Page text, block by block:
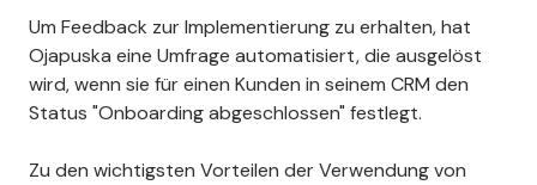
Um Feedback zur Implementierung zu erhalten, hat
Ojapuska eine Umfrage automatisiert, die ausgelöst
wird, wenn sie für einen Kunden in seinem CRM den
Status "Onboarding abgeschlossen" festlegt.
Zu den wichtigsten Vorteilen der Verwendung von